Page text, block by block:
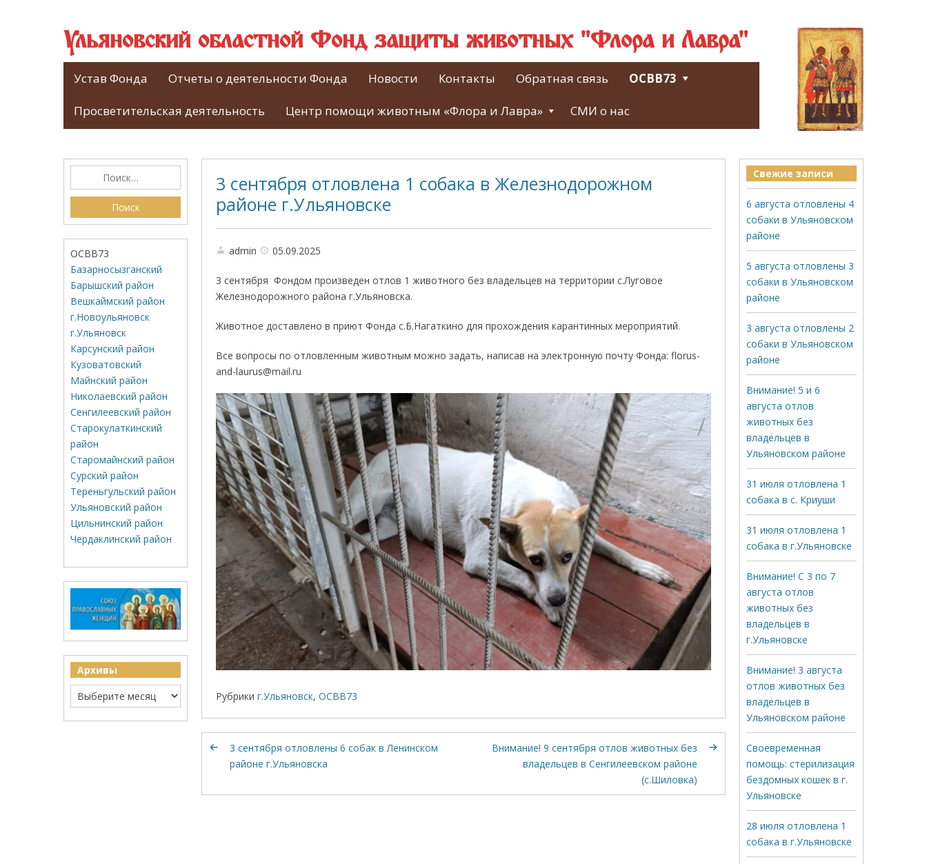
Ульяновский областной Фонд защиты животных "Флора и Лавра"
Устав Фонда Отчеты о деятельности Фонда Новости Контакты Обратная связь ОСВВ73
Просветительская деятельность Центр помощи животным «Флора и Лавра» СМИ о нас
3 сентября отловлена 1 собака в Железнодорожном
районе г.Ульяновске
admin 05.09.2025
3 сентября Фондом произведен отлов 1 животного без владельцев на территории с.Луговое
Железнодорожного района г.Ульяновска.
Животное доставлено в приют Фонда с.Б.Нагаткино для прохождения карантинных мероприятий.
Все вопросы по отловленным животным можно задать, написав на электронную почту Фонда: florus-
and-laurus@mail.ru
Рубрики г.Ульяновск, ОСВВ73
3 сентября отловлены 6 собак в Ленинском
районе г.Ульяновска
Внимание! 9 сентября отлов животных без
владельцев в Сенгилеевском районе
(с.Шиловка)
ОСВВ73
Базарносызганский
Барышский район
Вешкаймский район
г.Новоульяновск
г.Ульяновск
Карсунский район
Кузоватовский
Майнский район
Николаевский район
Сенгилеевский район
Старокулаткинский
район
Старомайнский район
Сурский район
Тереньгульский район
Ульяновский район
Цильнинский район
Чердаклинский район
Архивы
Свежие записи
6 августа отловлены 4
собаки в Ульяновском
районе
5 августа отловлены 3
собаки в Ульяновском
районе
3 августа отловлены 2
собаки в Ульяновском
районе
Внимание! 5 и 6
августа отлов
животных без
владельцев в
Ульяновском районе
31 июля отловлена 1
собака в с. Криуши
31 июля отловлена 1
собака в г.Ульяновске
Внимание! С 3 по 7
августа отлов
животных без
владельцев в
г.Ульяновске
Внимание! 3 августа
отлов животных без
владельцев в
Ульяновском районе
Своевременная
помощь: стерилизация
бездомных кошек в г.
Ульяновске
28 июля отловлена 1
собака в г.Ульяновске